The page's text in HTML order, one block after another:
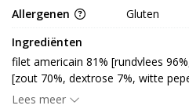
Allergenen
Gluten
Ingrediënten
filet americain 81% [rundvlees
[zout 70%, dextrose 7%, witte
[smaakversterker: E621, E640],
Lees meer